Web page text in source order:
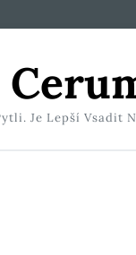
Je Lepší Vsadit